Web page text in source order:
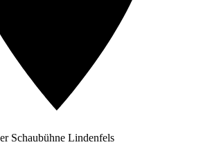
Schaubühne Lindenfels